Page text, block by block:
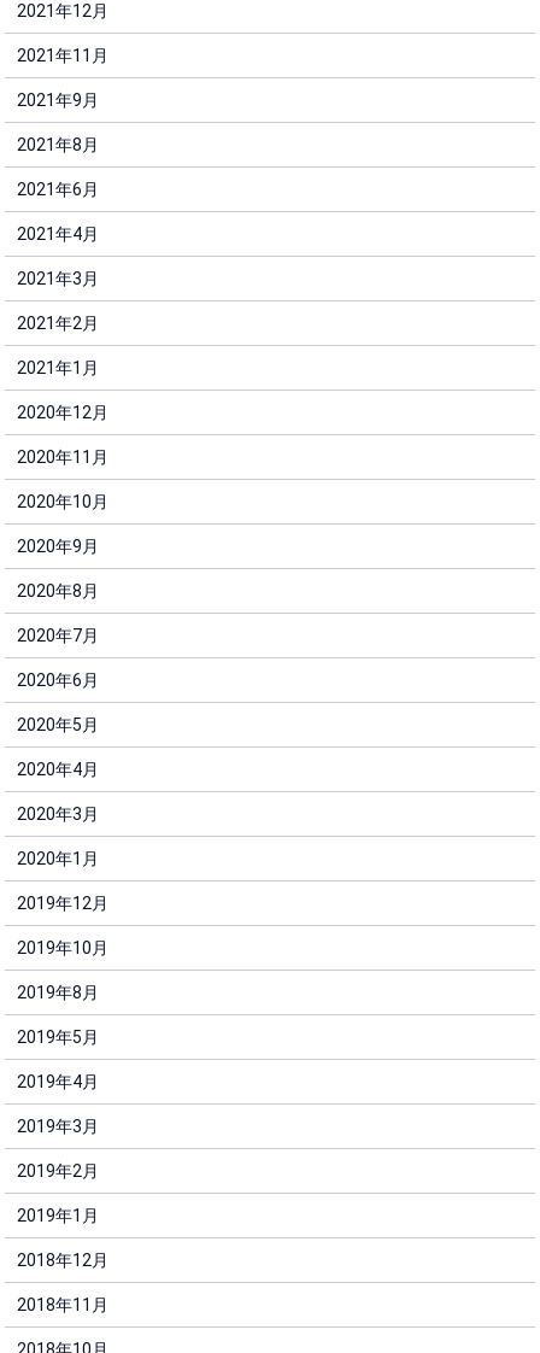
2021年12月
2021年11月
2021年9月
2021年8月
2021年6月
2021年4月
2021年3月
2021年2月
2021年1月
2020年12月
2020年11月
2020年10月
2020年9月
2020年8月
2020年7月
2020年6月
2020年5月
2020年4月
2020年3月
2020年1月
2019年12月
2019年10月
2019年8月
2019年5月
2019年4月
2019年3月
2019年2月
2019年1月
2018年12月
2018年11月